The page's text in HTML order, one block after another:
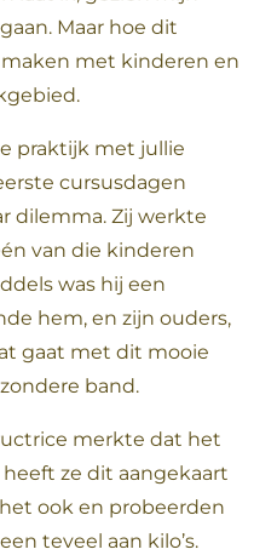
Maar hoe dit
met kinderen en
praktijk met jullie
cursusdagen
dilemma. Zij werkte
van die kinderen
was hij een
hem, en zijn ouders,
gaat met dit mooie
band.
merkte dat het
ze dit aangekaart
ook en probeerden
teveel aan kilo’s.